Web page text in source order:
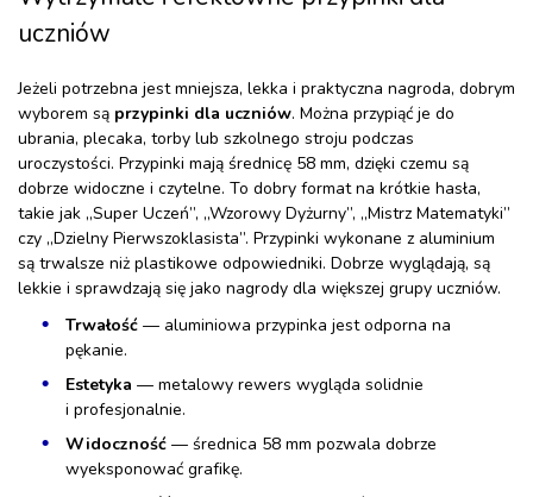
uczniów
Jeżeli potrzebna jest mniejsza, lekka i praktyczna nagroda, dobrym
wyborem są przypinki dla uczniów. Można przypiąć je do
ubrania, plecaka, torby lub szkolnego stroju podczas
uroczystości. Przypinki mają średnicę 58 mm, dzięki czemu są
dobrze widoczne i czytelne. To dobry format na krótkie hasła,
takie jak „Super Uczeń”, „Wzorowy Dyżurny”, „Mistrz Matematyki”
czy „Dzielny Pierwszoklasista”. Przypinki wykonane z aluminium
są trwalsze niż plastikowe odpowiedniki. Dobrze wyglądają, są
lekkie i sprawdzają się jako nagrody dla większej grupy uczniów.
Trwałość — aluminiowa przypinka jest odporna na
pękanie.
Estetyka — metalowy rewers wygląda solidnie
i profesjonalnie.
Widoczność — średnica 58 mm pozwala dobrze
wyeksponować grafikę.